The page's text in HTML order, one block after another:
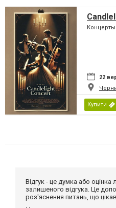
Концерты
22
Купити
Відгук - це думка або
залишеного відгука. Це
роз'яснення питань, що